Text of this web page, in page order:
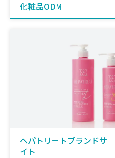
化粧品ODM
ヘパトリートブランドサ
イト